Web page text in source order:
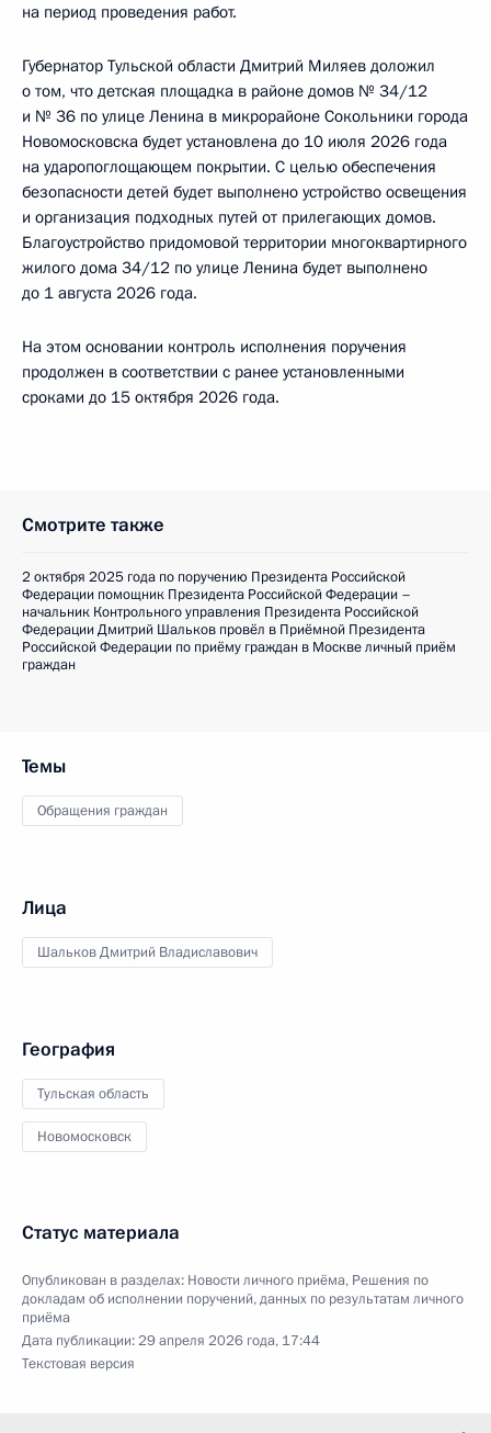
на период проведения работ.
Губернатор Тульской области Дмитрий Миляев доложил
о том, что детская площадка в районе домов № 34/12
и № 36 по улице Ленина в микрорайоне Сокольники города
Новомосковска будет установлена до 10 июля 2026 года
на ударопоглощающем покрытии. С целью обеспечения
безопасности детей будет выполнено устройство освещения
и организация подходных путей от прилегающих домов.
Благоустройство придомовой территории многоквартирного
жилого дома 34/12 по улице Ленина будет выполнено
до 1 августа 2026 года.
На этом основании контроль исполнения поручения
продолжен в соответствии с ранее установленными
сроками до 15 октября 2026 года.
Смотрите также
2 октября 2025 года по поручению Президента Российской
Федерации помощник Президента Российской Федерации –
начальник Контрольного управления Президента Российской
Федерации Дмитрий Шальков провёл в Приёмной Президента
Российской Федерации по приёму граждан в Москве личный приём
граждан
Темы
Обращения граждан
Лица
Шальков Дмитрий Владиславович
География
Тульская область
Новомосковск
Статус материала
Опубликован в разделах: Новости личного приёма, Решения по
докладам об исполнении поручений, данных по результатам личного
приёма
Дата публикации:29 апреля 2026 года, 17:44
Текстовая версия